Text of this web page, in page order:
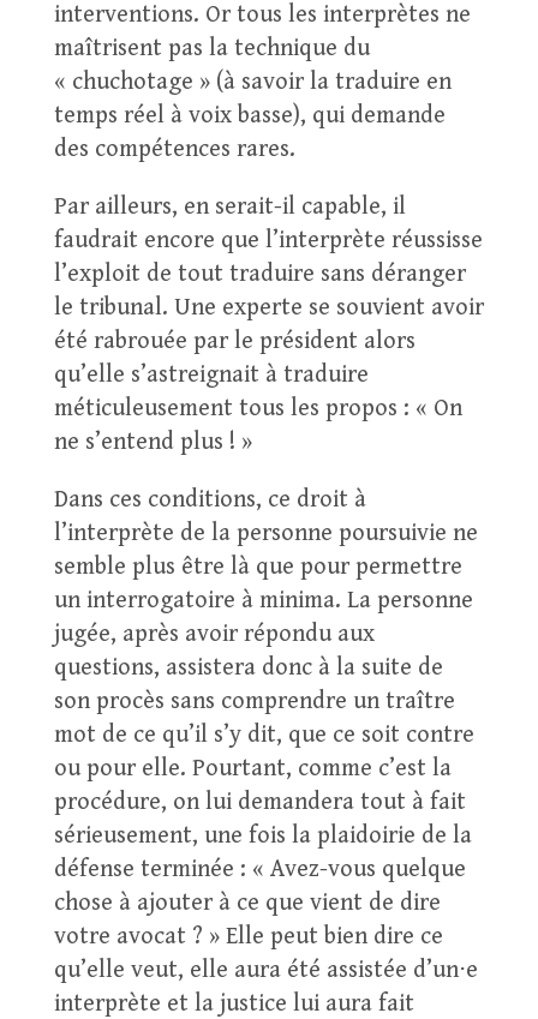
interventions. Or tous les interprètes ne
maîtrisent pas la technique du
« chuchotage » (à savoir la traduire en
temps réel à voix basse), qui demande
des compétences rares.
Par ailleurs, en serait-il capable, il
faudrait encore que l’interprète réussisse
l’exploit de tout traduire sans déranger
le tribunal. Une experte se souvient avoir
été rabrouée par le président alors
qu’elle s’astreignait à traduire
méticuleusement tous les propos : « On
ne s’entend plus ! »
Dans ces conditions, ce droit à
l’interprète de la personne poursuivie ne
semble plus être là que pour permettre
un interrogatoire à minima. La personne
jugée, après avoir répondu aux
questions, assistera donc à la suite de
son procès sans comprendre un traître
mot de ce qu’il s’y dit, que ce soit contre
ou pour elle. Pourtant, comme c’est la
procédure, on lui demandera tout à fait
sérieusement, une fois la plaidoirie de la
défense terminée : « Avez-vous quelque
chose à ajouter à ce que vient de dire
votre avocat ? » Elle peut bien dire ce
qu’elle veut, elle aura été assistée d’un⋅e
interprète et la justice lui aura fait